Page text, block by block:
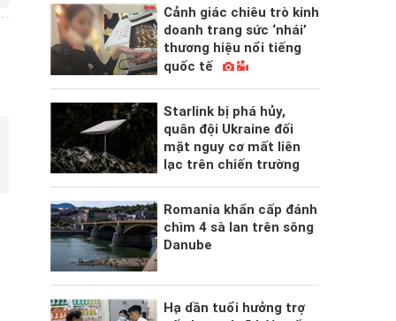
Cảnh giác chiêu trò kinh
doanh trang sức ‘nhái’
thương hiệu nổi tiếng
quốc tế
Starlink bị phá hủy,
quân đội Ukraine đối
mặt nguy cơ mất liên
lạc trên chiến trường
Romania khẩn cấp đánh
chìm 4 sà lan trên sông
Danube
Hạ dần tuổi hưởng trợ